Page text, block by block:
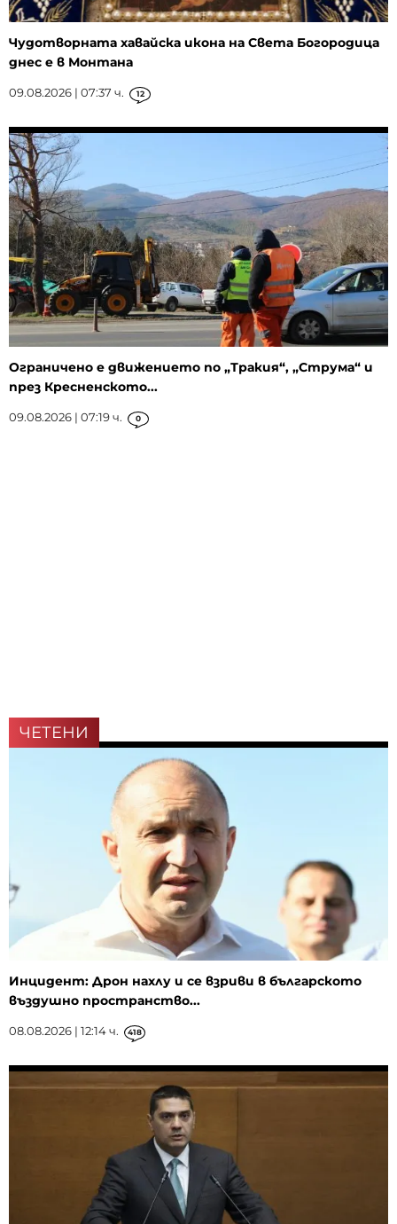
Чудотворната хавайска икона на Света Богородица
днес е в Монтана
09.08.2026 | 07:37 ч. 12
Ограничено е движението по „Тракия“, „Струма“ и
през Кресненското...
09.08.2026 | 07:19 ч. 0
ЧЕТЕНИ
Инцидент: Дрон нахлу и се взриви в българското
въздушно пространство...
08.08.2026 | 12:14 ч. 418